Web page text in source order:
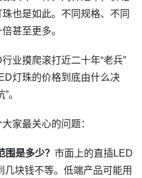
也是如此。不同规格、不同
甚至更多。
业摸爬滚打近二十年“老兵”
灯珠的价格到底由什么决
。
家最关心的问题：
是多少？ 市面上的直插LED
块钱不等。低端产品可能用